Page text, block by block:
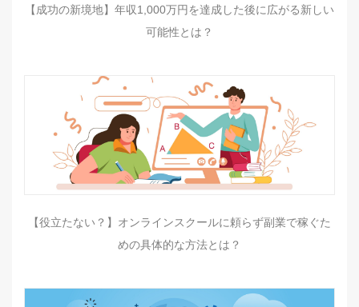
【成功の新境地】年収1,000万円を達成した後に広がる新しい
可能性とは？
【役立たない？】オンラインスクールに頼らず副業で稼ぐた
めの具体的な方法とは？